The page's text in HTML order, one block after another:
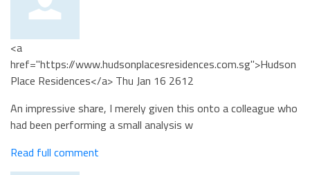
<a
href="https://www.hudsonplacesresidences.com.sg">Hudson
Place Residences</a> Thu Jan 16 2612
An impressive share, I merely given this onto a colleague who
had been performing a small analysis w
Read full comment